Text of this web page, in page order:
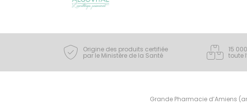
Origine des produits certifiée
par le Ministère de la Santé
15
toute
Grande Pharmacie d’Amiens